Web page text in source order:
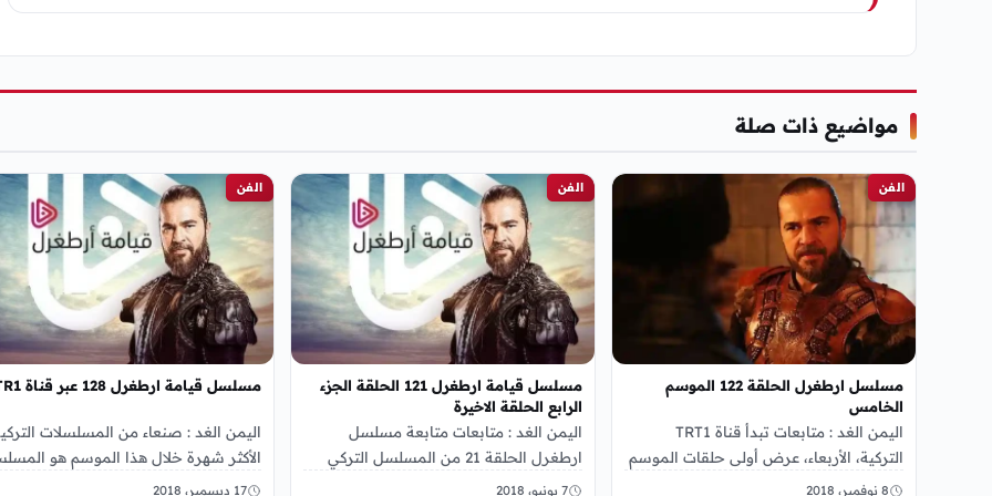
مواضيع ذات صلة
الفن
مسلسل ارطغرل الحلقة 122 الموسم
الخامس
اليمن الغد : متابعات تبدأ قناة TRT1
التركية، الأربعاء، عرض أولى حلقات الموسم
الخامس، من السلسلة التاريخية الشهيرة
8 نوفمبر، 2018
الفن
مسلسل قيامة ارطغرل 121 الحلقة الجزء
الرابع الحلقة الاخيرة
اليمن الغد : متابعات متابعة مسلسل
ارطغرل الحلقة 21 من المسلسل التركي
الشيق والتاريخي, المسلسل التركي الذي
7 يونيو، 2018
الفن
مسلسل قيامة ارطغرل 128 عبر قناة RTR1
اليمن الغد : صنعاء من المسلسلات
الأكثر شهرة خلال هذا الموسم هو
التركي الشهير قيامة ارطغرل في
17 ديسمبر، 2018